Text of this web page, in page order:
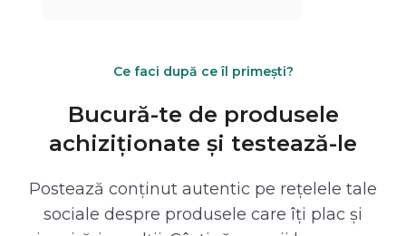
Ce faci după ce îl primești?
Bucură-te de produsele
achiziționate și testează-le
Postează conținut autentic pe rețelele tale
sociale despre produsele care îți plac și